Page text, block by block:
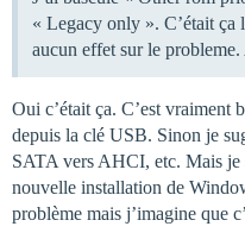
« Legacy only ». C’était ça
aucun effet sur le
Oui c’était ça. C’est vraiment
depuis la clé USB. Sinon je
SATA vers AHCI, etc. Mais je
nouvelle installation de
problème mais j’imagine que